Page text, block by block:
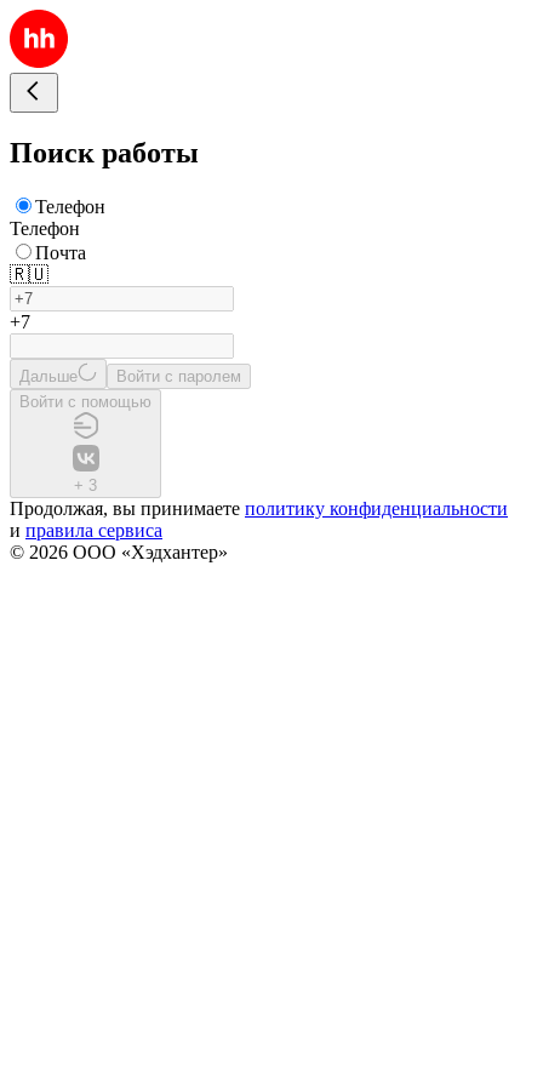
Поиск работы
Телефон
Телефон
Почта
🇷🇺
+7
Дальше
Войти с паролем
Войти с помощью
+ 3
Продолжая, вы принимаете политику конфиденциальности
и правила сервиса
© 2026 ООО «Хэдхантер»